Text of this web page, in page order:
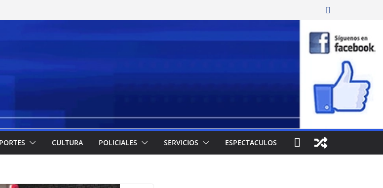
CULTURA POLICIALES SERVICIOS ESPECTACULOS